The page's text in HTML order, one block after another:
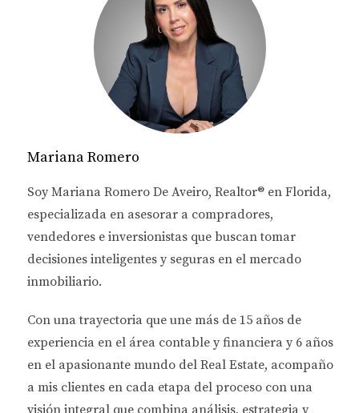
puede afectar la rentabilidad de la inversión. En
este artículo, desglosaremos todo lo relacionado con
las tasas de interés para inversionistas extranjeros,
proporcionando información valiosa y práctica
para ayudarte a tomar decisiones informadas.
TASAS DE INTERÉS PARA
EXTRANJEROS
Las tasas de interés son un aspecto fundamental al
considerar un préstamo inmobiliario. Para los
más altas que las ofrecidas a los residentes
estadounidenses debido a la percepción del riesgo
asociado con la inversión extranjera. Sin embargo,
entender cómo funcionan estas tasas puede
ayudarte a encontrar la mejor opción disponible.
Mariana Romero
Soy Mariana Romero De Aveiro, Realtor® en Florida,
especializada en asesorar a compradores,
vendedores e inversionistas que buscan tomar
decisiones inteligentes y seguras en el mercado
inmobiliario.
Con una trayectoria que une más de 15 años de
experiencia en el área contable y financiera y 6 años
en el apasionante mundo del Real Estate, acompaño
a mis clientes en cada etapa del proceso con una
visión integral que combina análisis, estrategia y